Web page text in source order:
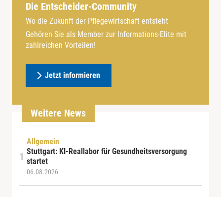
Die Entscheider-Community
Wo die Zukunft der Pflegewirtschaft entsteht
Gehören Sie als Member zur Informations-Elite mit
zahlreichen Vorteilen!
Jetzt informieren
Weitere News
Allgemein
Stuttgart: KI-Reallabor für Gesundheitsversorgung
startet
06.08.2026